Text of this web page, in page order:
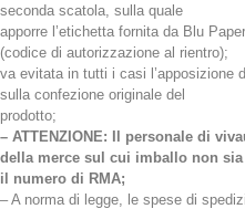
seconda scatola, sulla quale
apporre l’etichetta fornita da Blu
(codice di autorizzazione al rientro);
va evitata in tutti i casi l’apposizione
sulla confezione originale del
prodotto;
– ATTENZIONE: Il personale di
della merce sul cui imballo non
il numero di RMA;
– A norma di legge, le spese di